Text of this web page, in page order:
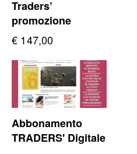
Traders’
promozione
€ 147,00
Abbonamento
TRADERS' Digitale